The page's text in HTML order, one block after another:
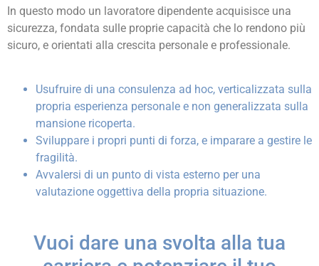
In questo modo un lavoratore dipendente acquisisce una
sicurezza, fondata sulle proprie capacità che lo rendono più
sicuro, e orientati alla crescita personale e professionale.
Usufruire di una consulenza ad hoc, verticalizzata sulla
propria esperienza personale e non generalizzata sulla
mansione ricoperta.
Sviluppare i propri punti di forza, e imparare a gestire le
fragilità.
Avvalersi di un punto di vista esterno per una
valutazione oggettiva della propria situazione.
Vuoi dare una svolta alla tua